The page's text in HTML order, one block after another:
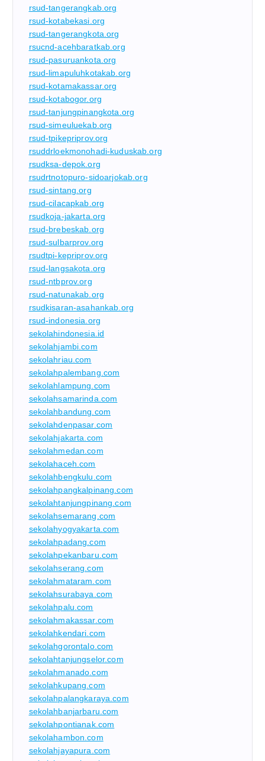
rsud-tangerangkab.org
rsud-kotabekasi.org
rsud-tangerangkota.org
rsucnd-acehbaratkab.org
rsud-pasuruankota.org
rsud-limapuluhkotakab.org
rsud-kotamakassar.org
rsud-kotabogor.org
rsud-tanjungpinangkota.org
rsud-simeuluekab.org
rsud-tpikepriprov.org
rsuddrloekmonohadi-kuduskab.org
rsudksa-depok.org
rsudrtnotopuro-sidoarjokab.org
rsud-sintang.org
rsud-cilacapkab.org
rsudkoja-jakarta.org
rsud-brebeskab.org
rsud-sulbarprov.org
rsudtpi-kepriprov.org
rsud-langsakota.org
rsud-ntbprov.org
rsud-natunakab.org
rsudkisaran-asahankab.org
rsud-indonesia.org
sekolahindonesia.id
sekolahjambi.com
sekolahriau.com
sekolahpalembang.com
sekolahlampung.com
sekolahsamarinda.com
sekolahbandung.com
sekolahdenpasar.com
sekolahjakarta.com
sekolahmedan.com
sekolahaceh.com
sekolahbengkulu.com
sekolahpangkalpinang.com
sekolahtanjungpinang.com
sekolahsemarang.com
sekolahyogyakarta.com
sekolahpadang.com
sekolahpekanbaru.com
sekolahserang.com
sekolahmataram.com
sekolahsurabaya.com
sekolahpalu.com
sekolahmakassar.com
sekolahkendari.com
sekolahgorontalo.com
sekolahtanjungselor.com
sekolahmanado.com
sekolahkupang.com
sekolahpalangkaraya.com
sekolahbanjarbaru.com
sekolahpontianak.com
sekolahambon.com
sekolahjayapura.com